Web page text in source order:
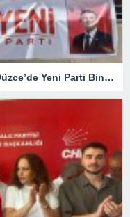
Gazeteci KESKİN Ailesi Memleketi Düzce’de Yeni Parti Binasını Ziyaret Etti